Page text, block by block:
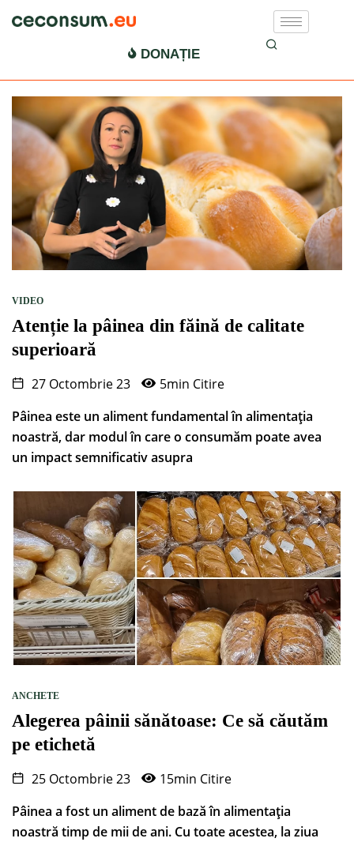
cum alegem painea
DONAȚIE
VIDEO
Atenție la pâinea din făină de calitate
superioară
27 Octombrie 23
5min Citire
Pâinea este un aliment fundamental în alimentația
noastră, dar modul în care o consumăm poate avea
un impact semnificativ asupra
ANCHETE
Alegerea pâinii sănătoase: Ce să căutăm
pe etichetă
25 Octombrie 23
15min Citire
Pâinea a fost un aliment de bază în alimentația
noastră timp de mii de ani. Cu toate acestea, la ziua